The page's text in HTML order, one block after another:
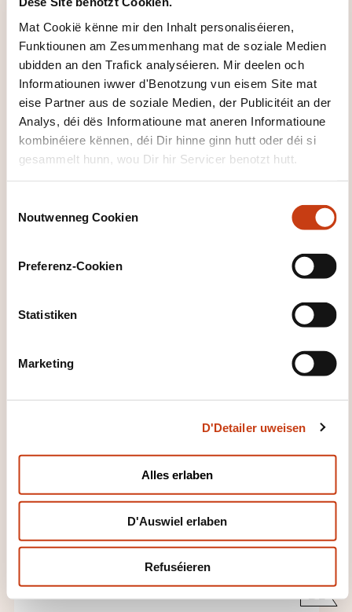
Mat Cookië kënne mir den Inhalt personaliséieren,
Funktiounen am Zesummenhang mat de soziale Medien
ubidden an den Trafick analyséieren. Mir deelen och
Informatiounen iwwer d'Benotzung vun eisem Site mat
eise Partner aus de soziale Medien, der Publicitéit an der
Analys, déi dës Informatioune mat aneren Informatioune
kombinéiere kënnen, déi Dir hinne ginn hutt oder déi si
gesammelt hunn, wou Dir hir Servicer benotzt hutt.
Noutwenneg Cookien
Preferenz-Cookien
Statistiken
Marketing
D'Detailer uweisen
Alles erlaben
D'Auswiel erlaben
Refuséieren
12.11.2026
Sech umellen
d'Formatiounsinstitut
customer@houseoftraining.lu
Méi iwwer den Formatiounsinstitut:
DËS FORMATIOUNE KÉINTEN
IECH INTERESSÉIEREN
DE